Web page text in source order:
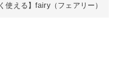
使える】fairy（フェアリー）